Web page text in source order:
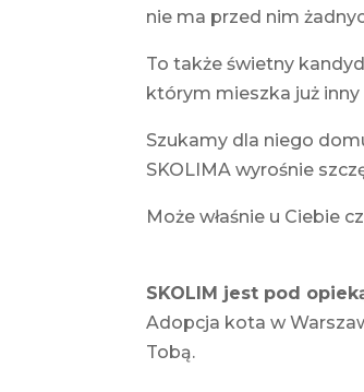
nie ma przed nim
To także świetny
którym mieszka już
Szukamy dla niego
SKOLIMA wyrośnie
Może właśnie u Ciebie
SKOLIM jest pod
Adopcja kota w
Tobą.